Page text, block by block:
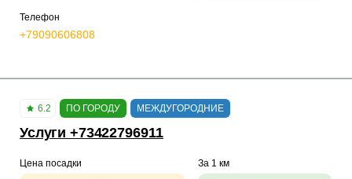
Телефон
+79090606808
6.2 ПО ГОРОДУ МЕЖДУГОРОДНИЕ
Услуги +73422796911
Цена посадки За 1 км